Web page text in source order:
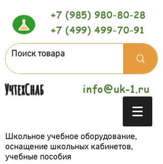
+7 (985) 980-80-28
+7 (499) 499-70-91
УчтехСнаб info@uk-1.ru
Школьное учебное оборудование,
оснащение школьных кабинетов,
учебные пособия